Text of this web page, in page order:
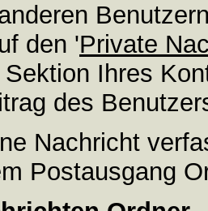
den 'Private
Ihres
des
Nachricht
Postausgang